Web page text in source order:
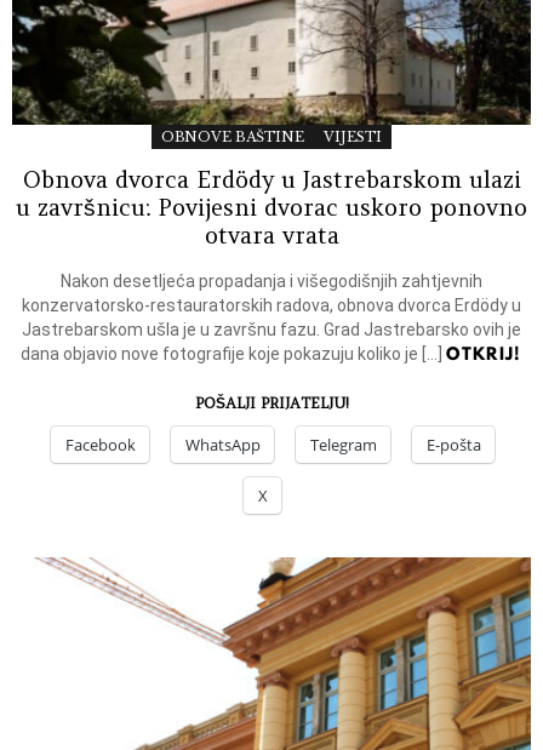
OBNOVE BAŠTINE VIJESTI
Obnova dvorca Erdödy u Jastrebarskom ulazi
u završnicu: Povijesni dvorac uskoro ponovno
otvara vrata
Nakon desetljeća propadanja i višegodišnjih zahtjevnih
konzervatorsko-restauratorskih radova, obnova dvorca Erdödy u
Jastrebarskom ušla je u završnu fazu. Grad Jastrebarsko ovih je
dana objavio nove fotografije koje pokazuju koliko je […]OTKRIJ!
POŠALJI PRIJATELJU!
Facebook WhatsApp Telegram E-pošta
X